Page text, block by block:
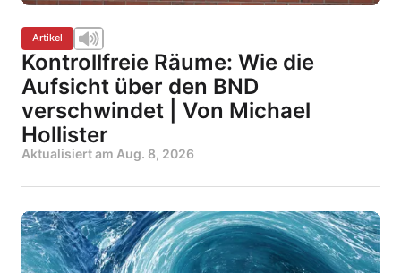
Artikel
Kontrollfreie Räume: Wie die
Aufsicht über den BND
verschwindet | Von Michael
Hollister
Aktualisiert am Aug. 8, 2026